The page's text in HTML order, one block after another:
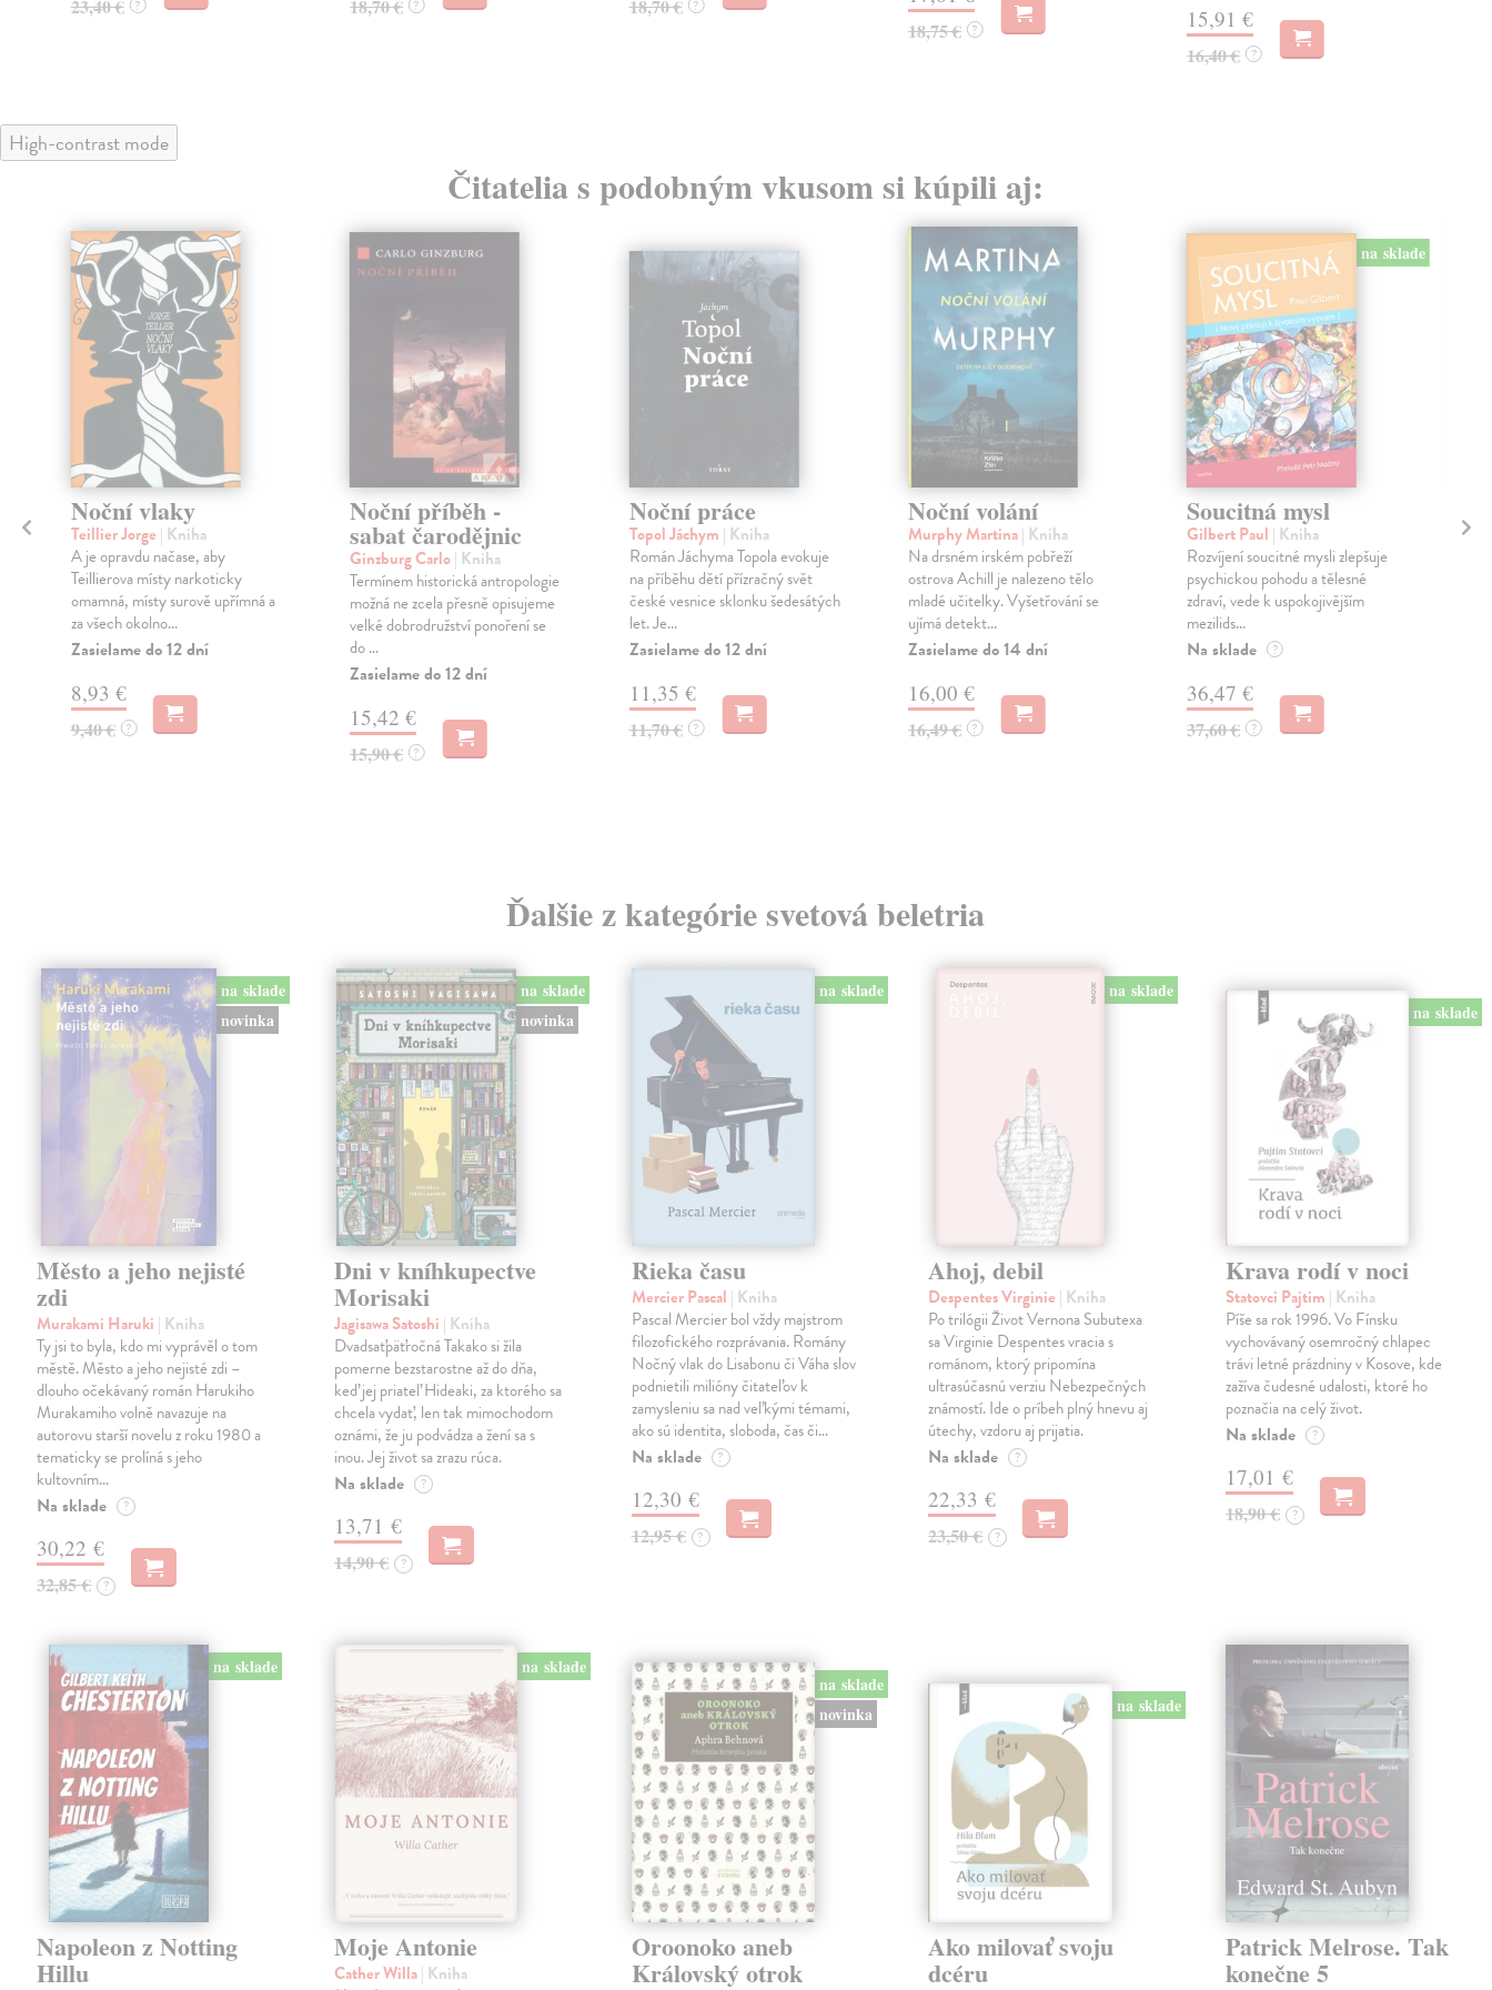
23,40 € ? 18,70 € ? 18,70 € ?
18,75 € ? 15,91 €
16,40 € ?
High-contrast mode
Čitatelia s podobným vkusom si kúpili aj:
Noční vlaky
Teillier Jorge | Kniha
A je opravdu načase, aby
Teillierova místy narkoticky
omamná, místy surově upřímná a
za všech okolno...
Zasielame do 12 dní
8,93 €
9,40 € ?
Noční příběh -
sabat čarodějnic
Ginzburg Carlo| Kniha
Termínem historická antropologie
možná ne zcela přesně opisujeme
velké dobrodružství ponoření se
do ...
Zasielame do 12 dní
15,42 €
15,90 € ?
Noční práce
Topol Jáchym | Kniha
Román Jáchyma Topola evokuje
na příběhu dětí přízračný svět
české vesnice sklonku šedesátých
let. Je...
Zasielame do 12 dní
11,35 €
11,70 € ?
Noční volání
Murphy Martina| Kniha
Na drsném irském pobřeží
ostrova Achill je nalezeno tělo
mladé učitelky. Vyšetřování se
ujímá detekt...
Zasielame do 14 dní
16,00 €
16,49 € ?
na sklade
Soucitná mysl
Gilbert Paul | Kniha
Rozvíjení soucitné mysli zlepšuje
psychickou pohodu a tělesné
zdraví, vede k uspokojivějším
mezilids...
Na sklade ?
36,47 €
37,60 € ?
Ďalšie z kategórie svetová beletria
na sklade
novinka
Město a jeho nejisté
zdi
Murakami Haruki | Kniha
Ty jsi to byla, kdo mi vyprávěl o tom
městě. Město a jeho nejisté zdi –
dlouho očekávaný román Harukiho
Murakamiho volně navazuje na
autorovu starší novelu z roku 1980 a
tematicky se prolíná s jeho
kultovním…
Na sklade ?
30,22 €
32,85 € ?
na sklade
novinka
Dni v kníhkupectve
Morisaki
Jagisawa Satoshi | Kniha
Dvadsaťpäťročná Takako si žila
pomerne bezstarostne až do dňa,
keď jej priateľ Hideaki, za ktorého sa
chcela vydať, len tak mimochodom
oznámi, že ju podvádza a žení sa s
inou. Jej život sa zrazu rúca.
Na sklade ?
13,71 €
14,90 € ?
na sklade
Rieka času
Mercier Pascal | Kniha
Pascal Mercier bol vždy majstrom
filozofického rozprávania. Romány
Nočný vlak do Lisabonu či Váha slov
podnietili milióny čitateľov k
zamysleniu sa nad veľkými témami,
ako sú identita, sloboda, čas či…
Na sklade ?
12,30 €
12,95 € ?
na sklade
Ahoj, debil
Despentes Virginie | Kniha
Po trilógii Život Vernona Subutexa
sa Virginie Despentes vracia s
románom, ktorý pripomína
ultrasúčasnú verziu Nebezpečných
známostí. Ide o príbeh plný hnevu aj
útechy, vzdoru aj prijatia.
Na sklade ?
22,33 €
23,50 € ?
na sklade
Krava rodí v noci
Statovci Pajtim | Kniha
Píše sa rok 1996. Vo Fínsku
vychovávaný osemročný chlapec
trávi letné prázdniny v Kosove, kde
zažíva čudesné udalosti, ktoré ho
poznačia na celý život.
Na sklade ?
17,01 €
18,90 € ?
na sklade
Napoleon z Notting
Hillu
na sklade
Moje Antonie
Cather Willa| Kniha
na sklade
novinka
Oroonoko aneb
Královský otrok
na sklade
Ako milovať svoju
dcéru
Patrick Melrose. Tak
konečne 5